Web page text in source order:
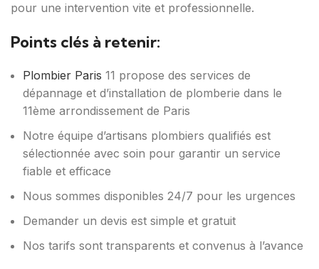
pour une intervention vite et professionnelle.
Points clés à retenir:
Plombier Paris 11 propose des services de
dépannage et d’installation de plomberie dans le
11ème arrondissement de Paris
Notre équipe d’artisans plombiers qualifiés est
sélectionnée avec soin pour garantir un service
fiable et efficace
Nous sommes disponibles 24/7 pour les urgences
Demander un devis est simple et gratuit
Nos tarifs sont transparents et convenus à l’avance